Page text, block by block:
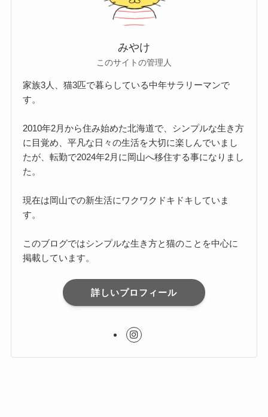
みやけ
このサイトの管理人
家族3人、猫3匹で暮らしている中年サラリーマンで
す。
2010年2月から住み始めた北海道で、シンプルな生き方
に目覚め、平凡な日々の生活を大切に楽しんでいまし
たが、転勤で2024年2月に岡山へ移住する事になりまし
た。
現在は岡山での新生活にワクワクドキドキしていま
す。
このブログではシンプルな生き方と猫のことを中心に
掲載しています。
詳しいプロフィール